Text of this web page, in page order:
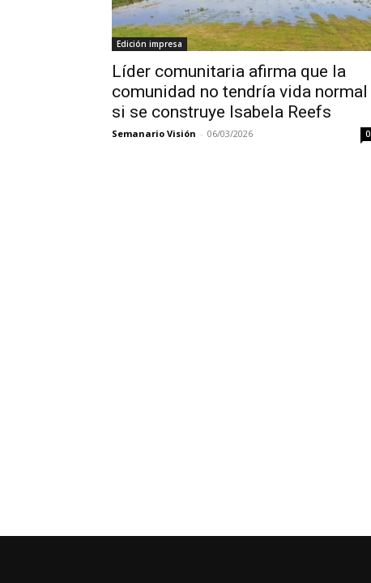
Edición impresa
Líder comunitaria afirma que la
comunidad no tendría vida normal
si se construye Isabela Reefs
Semanario Visión - 06/03/2026 0